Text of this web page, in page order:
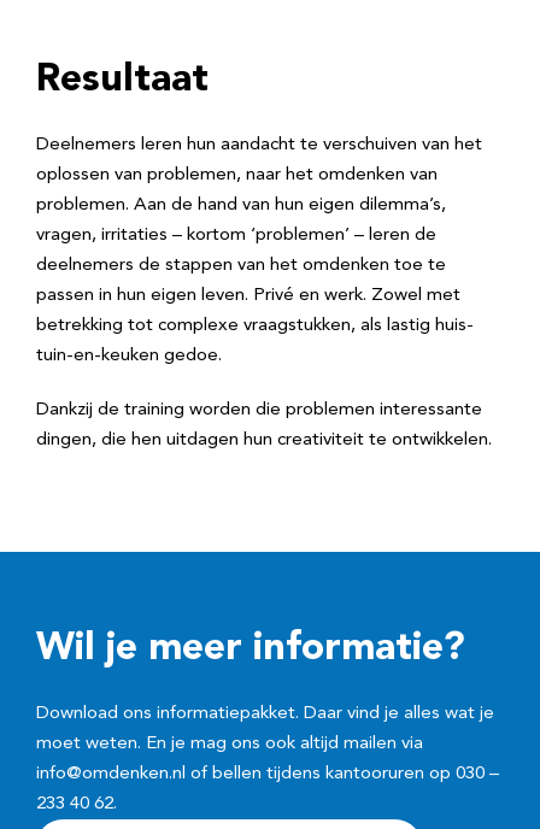
Resultaat
Deelnemers leren hun aandacht te verschuiven van het
oplossen van problemen, naar het omdenken van
problemen. Aan de hand van hun eigen dilemma’s,
vragen, irritaties – kortom ‘problemen’ – leren de
deelnemers de stappen van het omdenken toe te
passen in hun eigen leven. Privé en werk. Zowel met
betrekking tot complexe vraagstukken, als lastig huis-
tuin-en-keuken gedoe.
Dankzij de training worden die problemen interessante
dingen, die hen uitdagen hun creativiteit te ontwikkelen.
Wil je meer informatie?
Download ons informatiepakket. Daar vind je alles wat je
moet weten. En je mag ons ook altijd mailen via
info@omdenken.nl of bellen tijdens kantooruren op 030 –
233 40 62.